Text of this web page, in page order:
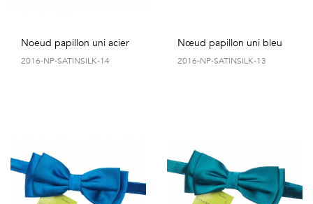
Noeud papillon uni acier
2016-NP-SATINSILK-14
Nœud papillon uni bleu
2016-NP-SATINSILK-13